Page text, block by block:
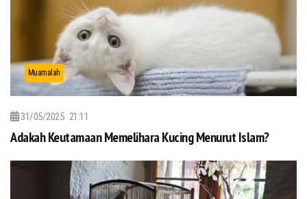
Muamalah
31/05/2025 21:11
Adakah Keutamaan Memelihara Kucing Menurut Islam?